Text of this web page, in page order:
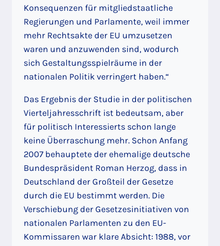
Konsequenzen für mitgliedstaatliche
Regierungen und Parlamente, weil immer
mehr Rechtsakte der EU umzusetzen
waren und anzuwenden sind, wodurch
sich Gestaltungsspielräume in der
nationalen Politik verringert haben.“
Das Ergebnis der Studie in der politischen
Vierteljahresschrift ist bedeutsam, aber
für politisch Interessierts schon lange
keine Überraschung mehr. Schon Anfang
2007 behauptete der ehemalige deutsche
Bundespräsident Roman Herzog, dass in
Deutschland der Großteil der Gesetze
durch die EU bestimmt werden. Die
Verschiebung der Gesetzesinitiativen von
nationalen Parlamenten zu den EU-
Kommissaren war klare Absicht: 1988, vor